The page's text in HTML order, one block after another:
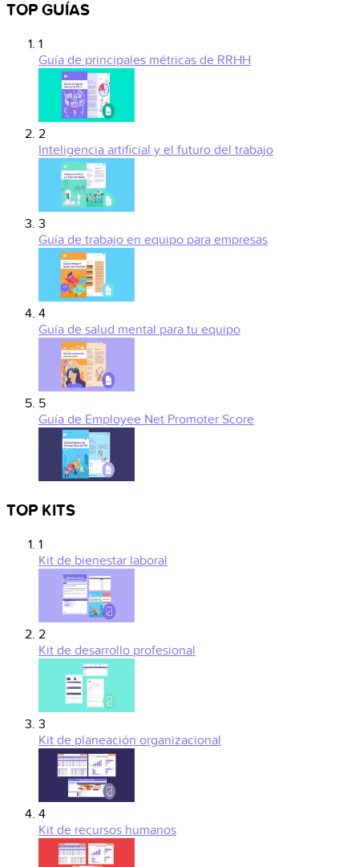
TOP GUÍAS
1
Guía de principales métricas de RRHH
2
Inteligencia artificial y el futuro del trabajo
3
Guía de trabajo en equipo para empresas
4
Guía de salud mental para tu equipo
5
Guía de Employee Net Promoter Score
TOP KITS
1
Kit de bienestar laboral
2
Kit de desarrollo profesional
3
Kit de planeación organizacional
4
Kit de recursos humanos